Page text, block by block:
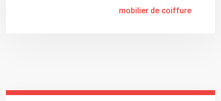
mobilier de coiffure